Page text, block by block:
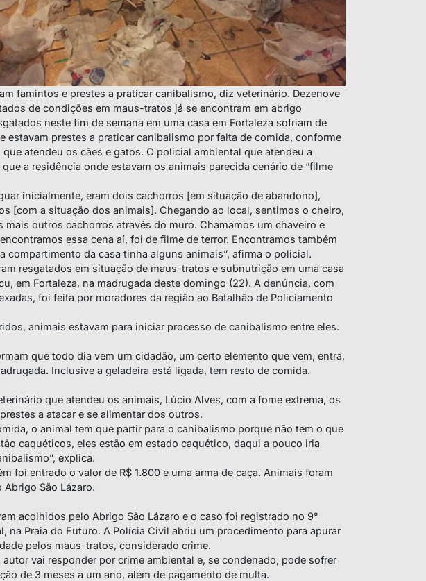
famintos e prestes a praticar canibalismo, diz veterinário. Dezenove
de condições em maus-tratos já se encontram em abrigo
neste fim de semana em uma casa em Fortaleza sofriam de
estavam prestes a praticar canibalismo por falta de comida, conforme
que atendeu os cães e gatos. O policial ambiental que atendeu a
a residência onde estavam os animais parecida cenário de “filme
inicialmente, eram dois cachorros [em situação de abandono],
[com a situação dos animais]. Chegando ao local, sentimos o cheiro,
mais outros cachorros através do muro. Chamamos um chaveiro e
essa cena aí, foi de filme de terror. Encontramos também
compartimento da casa tinha alguns animais”, afirma o policial.
resgatados em situação de maus-tratos e subnutrição em uma casa
em Fortaleza, na madrugada deste domingo (22). A denúncia, com
foi feita por moradores da região ao Batalhão de Policiamento
animais estavam para iniciar processo de canibalismo entre eles.
que todo dia vem um cidadão, um certo elemento que vem, entra,
Inclusive a geladeira está ligada, tem resto de comida.
que atendeu os animais, Lúcio Alves, com a fome extrema, os
a atacar e se alimentar dos outros.
o animal tem que partir para o canibalismo porque não tem o que
caquéticos, eles estão em estado caquético, daqui a pouco iria
explica.
foi entrado o valor de R$ 1.800 e uma arma de caça. Animais foram
Abrigo São Lázaro.
acolhidos pelo Abrigo São Lázaro e o caso foi registrado no 9°
na Praia do Futuro. A Polícia Civil abriu um procedimento para apurar
pelos maus-tratos, considerado crime.
vai responder por crime ambiental e, se condenado, pode sofrer
de 3 meses a um ano, além de pagamento de multa.